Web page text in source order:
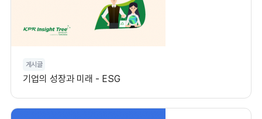
게시글
기업의 성장과 미래 - ESG